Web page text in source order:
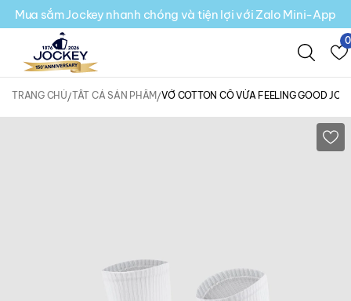
Mua sắm Jockey nhanh chóng và tiện lợi với Zalo Mini-App
0
TRANG CHỦ TẤT CẢ SẢN PHẨM VỚ COTTON CỔ VỪA FEELING GOOD